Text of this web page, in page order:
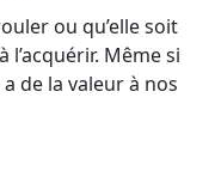
ou qu’elle soit
Même si
de la valeur à nos